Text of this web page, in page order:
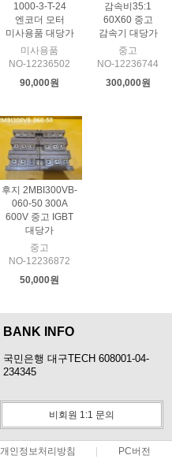
1000-3-T-24
엔코더 모터
미사용품 대당가
미사용품
NO-12236502
90,000원
감속비35:1
60X60 중고
감속기 대당가
중고
NO-12236744
300,000원
후지 2MBI300VB-
060-50 300A
600V 중고 IGBT
대당가
중고
NO-12236872
50,000원
BANK INFO
국민은행 대구TECH 608001-04-
234345
비회원 1:1 문의
개인정보처리방침 PC버전